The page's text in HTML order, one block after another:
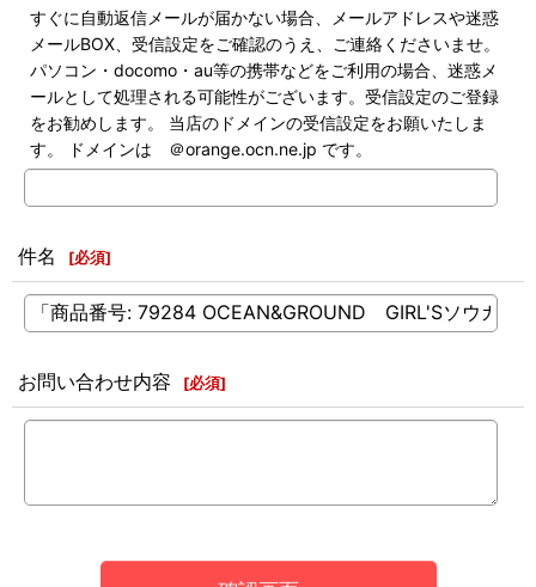
すぐに自動返信メールが届かない場合、メールアドレスや迷惑
メールBOX、受信設定をご確認のうえ、ご連絡くださいませ。
パソコン・docomo・au等の携帯などをご利用の場合、迷惑メ
ールとして処理される可能性がございます。受信設定のご登録
をお勧めします。 当店のドメインの受信設定をお願いたしま
す。 ドメインは ＠orange.ocn.ne.jp です。
件名 [必須]
お問い合わせ内容 [必須]